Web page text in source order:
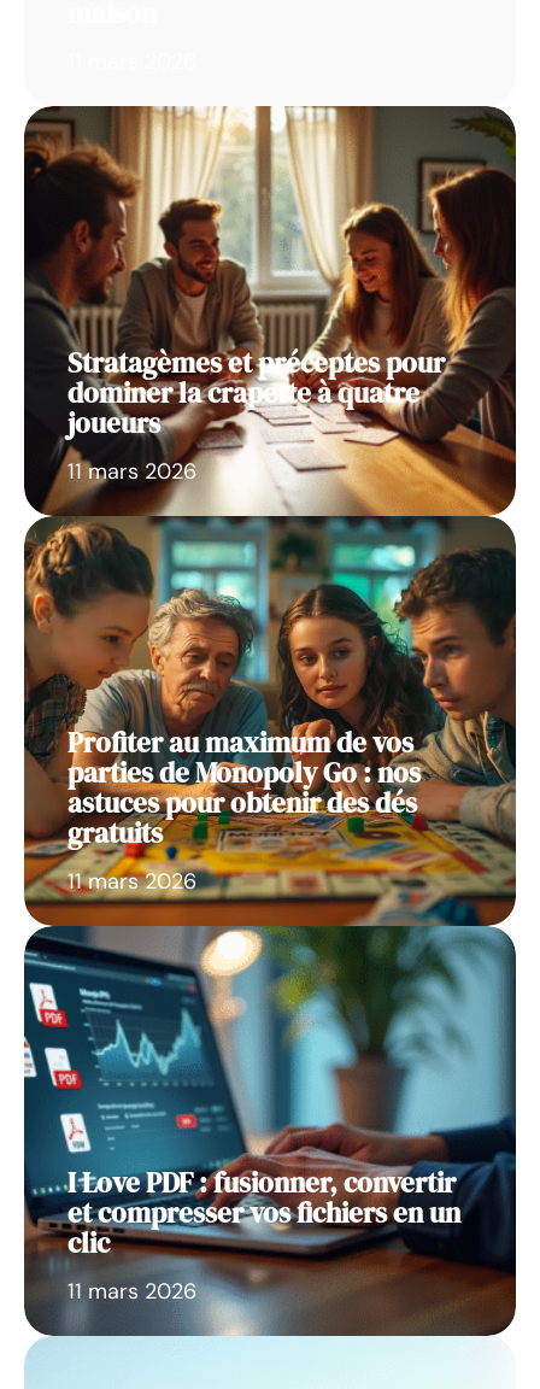
Stratagèmes et préceptes pour
dominer la crapette à quatre
joueurs
11 mars 2026
Profiter au maximum de vos
parties de Monopoly Go : nos
astuces pour obtenir des dés
gratuits
11 mars 2026
I Love PDF : fusionner, convertir
et compresser vos fichiers en un
clic
11 mars 2026